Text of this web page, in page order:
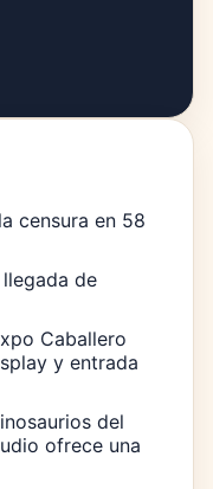
censura en 58
de
Caballero
y entrada
del
ofrece una